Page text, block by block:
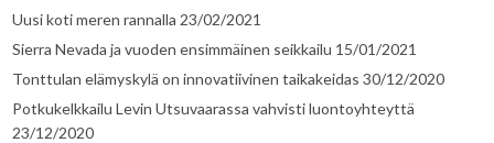
Uusi koti meren rannalla 23/02/2021
Sierra Nevada ja vuoden ensimmäinen seikkailu 15/01/2021
Tonttulan elämyskylä on innovatiivinen taikakeidas 30/12/2020
Potkukelkkailu Levin Utsuvaarassa vahvisti luontoyhteyttä
23/12/2020